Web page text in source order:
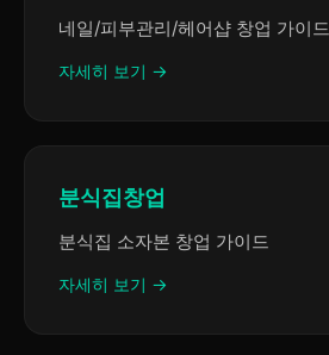
네일/피부관리/헤어샵 창업 가이드
자세히 보기 →
분식집창업
분식집 소자본 창업 가이드
자세히 보기 →